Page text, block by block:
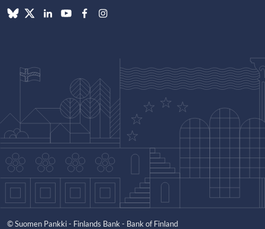
© Suomen Pankki - Finlands Bank - Bank of Finland